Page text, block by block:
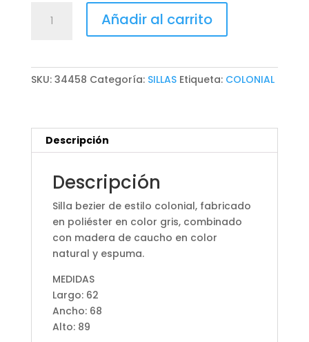
BEZIER
Añadir al carrito
SKU: 34458 Categoría: SILLAS Etiqueta: COLONIAL
Descripción
Descripción
Silla bezier de estilo colonial, fabricado
en poliéster en color gris, combinado
con madera de caucho en color
natural y espuma.
MEDIDAS
Largo: 62
Ancho: 68
Alto: 89